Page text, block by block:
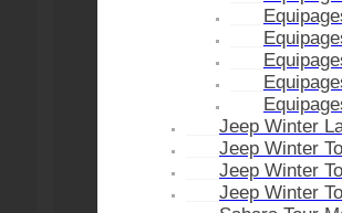
Jeep Winter
Jeep Winter
Jeep Winter
Jeep Winter